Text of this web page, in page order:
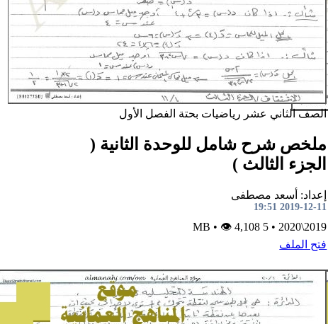
الصف الثاني عشر رياضيات بحتة الفصل الأول
ملخص شرح شامل للوحدة الثانية (
الجزء الثالث )
إعداد: أسعد مصطفى
2019-12-11 19:51
2019\2020
•
• 👁 4,108
فتح الملف